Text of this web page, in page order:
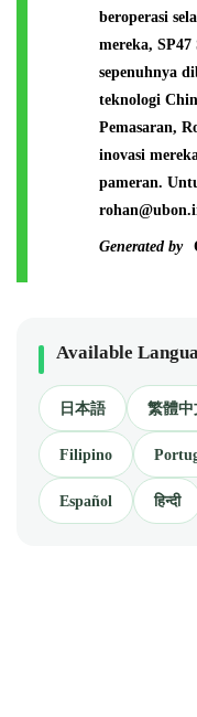
beroperasi
mereka,
sepenuhnya
teknologi
Pemasaran,
inovasi
pameran.
Generated by
Available
日本語 繁體中
Filipino
Español हिन्दी